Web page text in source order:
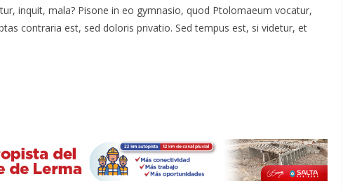
inquit, mala? Pisone in eo gymnasio, quod Ptolomaeum vocatur,
contraria est, sed doloris privatio. Sed tempus est, si videtur, et